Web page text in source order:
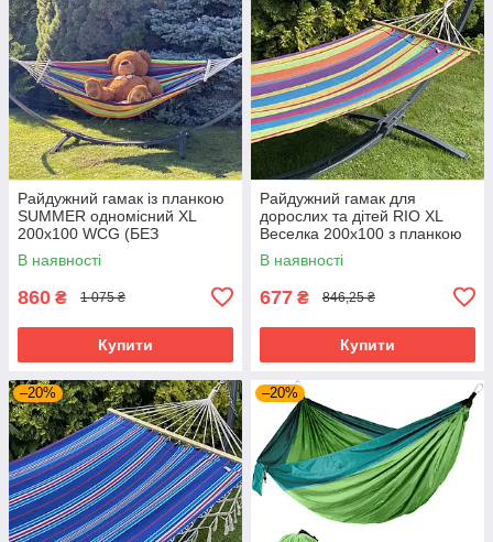
Райдужний гамак із планкою
SUMMER одномісний XL
200х100 WCG (БЕЗ
КАРКАСУ)
В наявності
860 ₴ 1 075 ₴
Купити
Райдужний гамак для
дорослих та дітей RIO XL
Веселка 200х100 з планкою
WCG (БЕЗ КАРКАСА)
В наявності
677 ₴ 846,25 ₴
Купити
–20% –20%